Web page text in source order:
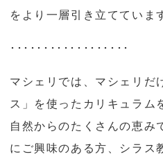
をより一層引き立てていま
･･････････････････
マシェリでは、マシェリだ
ス」を使ったカリキュラム
自然からのたくさんの恵み
にご興味のある方、シラス